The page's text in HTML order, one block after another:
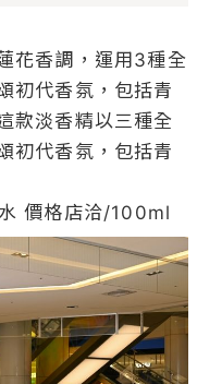
花香調，運用3種全
初代香氛，包括青
款淡香精以三種全
初代香氛，包括青